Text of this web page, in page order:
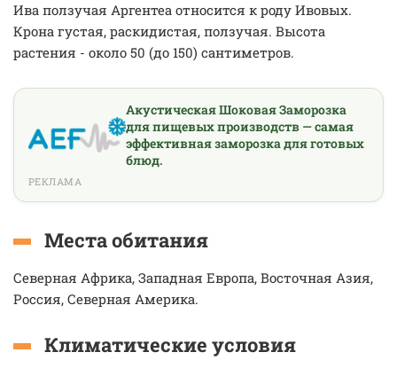
Ива ползучая Аргентеа относится к роду Ивовых.
Крона густая, раскидистая, ползучая. Высота
растения - около 50 (до 150) сантиметров.
Акустическая Шоковая Заморозка
для пищевых производств — самая
эффективная заморозка для готовых
блюд.
РЕКЛАМА
Места обитания
Северная Африка, Западная Европа, Восточная Азия,
Россия, Северная Америка.
Климатические условия